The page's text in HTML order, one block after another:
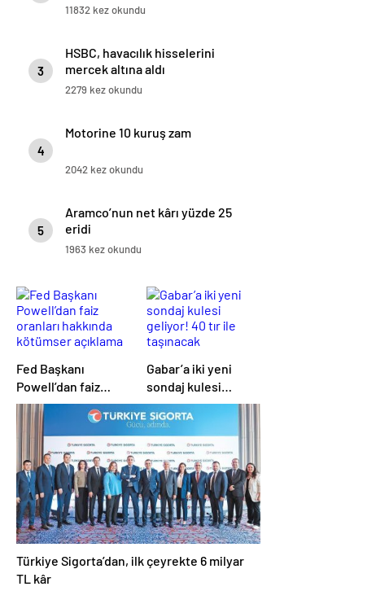
11832 kez okundu
3
HSBC, havacılık hisselerini
mercek altına aldı
2279 kez okundu
4
Motorine 10 kuruş zam
2042 kez okundu
5
Aramco’nun net kârı yüzde 25
eridi
1963 kez okundu
Fed Başkanı
Powell’dan faiz
oranları hakkında
kötümser açıklama
Gabar’a iki yeni
sondaj kulesi
geliyor! 40 tır ile
taşınacak
Türkiye Sigorta’dan, ilk çeyrekte 6 milyar
TL kâr